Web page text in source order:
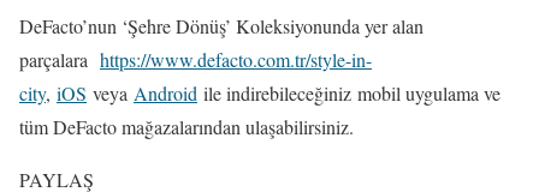
DeFacto’nun ‘Şehre Dönüş’ Koleksiyonunda yer alan
parçalara https://www.defacto.com.tr/style-in-
city, iOS veya Android ile indirebileceğiniz mobil uygulama ve
tüm DeFacto mağazalarından ulaşabilirsiniz.
PAYLAŞ